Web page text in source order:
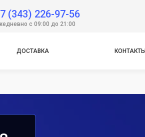
(343) 226-97-56
с 09:00 до 21:00
ДОСТАВКА КОНТАКТЫ